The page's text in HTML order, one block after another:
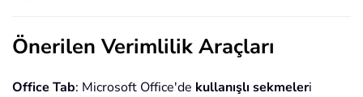
Önerilen Verimlilik Araçları
Office Tab: Microsoft Office'de kullanışlı sekmeleri